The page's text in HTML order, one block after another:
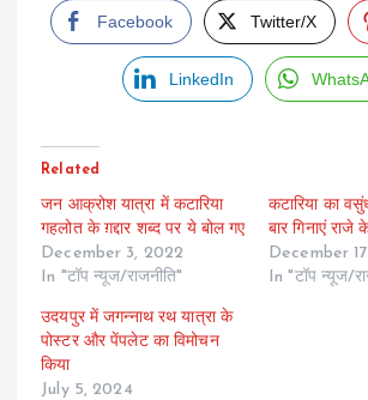
Facebook Twitter/X
LinkedIn
Related
जन आक्रोश यात्रा में कटारिया
गहलोत के ग़द्दार शब्द पर ये बोल गए
December 3, 2022
In "टॉप न्यूज/राजनीति"
कटारिया का
बार गिनाएं राजे
December
In "टॉप न्यूज/
उदयपुर में जगन्नाथ रथ यात्रा के
पोस्टर और पेंपलेट का विमोचन
किया
July 5, 2024